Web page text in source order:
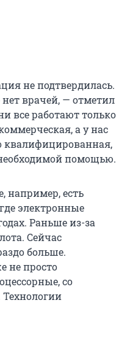
не подтвердилась.
врачей, — отметил
все работают только
а у нас
квалифицированная,
помощью.
например, есть
электронные
Раньше из-за
Сейчас
больше.
не просто
со